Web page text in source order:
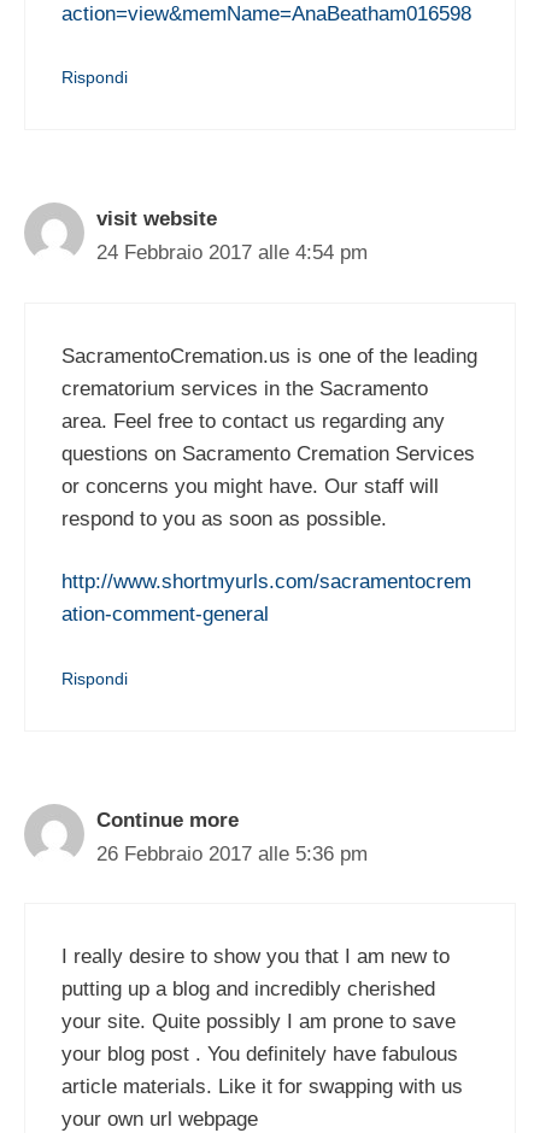
action=view&memName=AnaBeatham016598
Rispondi
visit website
24 Febbraio 2017 alle 4:54 pm
SacramentoCremation.us is one of the leading
crematorium services in the Sacramento
area. Feel free to contact us regarding any
questions on Sacramento Cremation Services
or concerns you might have. Our staff will
respond to you as soon as possible.
http://www.shortmyurls.com/sacramentocrem
ation-comment-general
Rispondi
Continue more
26 Febbraio 2017 alle 5:36 pm
I really desire to show you that I am new to
putting up a blog and incredibly cherished
your site. Quite possibly I am prone to save
your blog post . You definitely have fabulous
article materials. Like it for swapping with us
your own url webpage